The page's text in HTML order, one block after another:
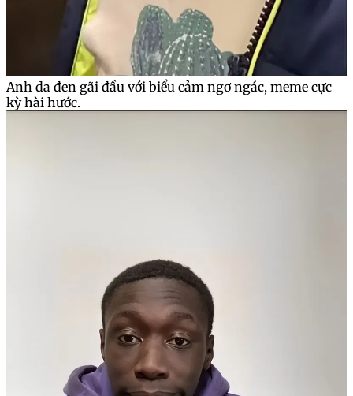
Anh da đen gãi đầu với biểu cảm ngơ ngác, meme cực
kỳ hài hước.